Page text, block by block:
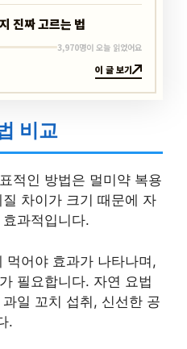
진짜 고르는 법
3,970명이 오늘 읽었어요
이 글 보기
비교
적인 방법은 멀미약 복용
차이가 크기 때문에 자
과적입니다.
먹어야 효과가 나타나며,
필요합니다. 자연 요법
일 꼬치 섭취, 신선한 공
.